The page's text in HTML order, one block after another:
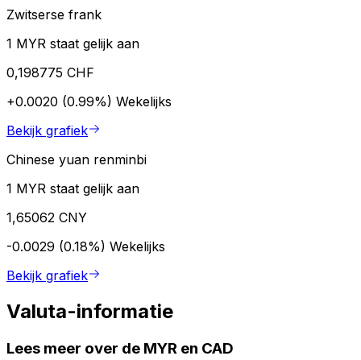
Zwitserse frank
1 MYR staat gelijk aan
0,198775 CHF
+0.0020 (0.99%) Wekelijks
Bekijk grafiek
Chinese yuan renminbi
1 MYR staat gelijk aan
1,65062 CNY
-0.0029 (0.18%) Wekelijks
Bekijk grafiek
Valuta-informatie
Lees meer over de MYR en CAD